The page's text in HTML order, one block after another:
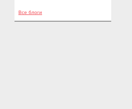
Все блоги